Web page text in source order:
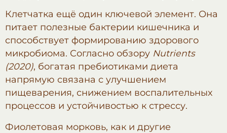
Клетчатка ещё один ключевой элемент. Она
питает полезные бактерии кишечника и
способствует формированию здорового
микробиома. Согласно обзору Nutrients
(2020), богатая пребиотиками диета
напрямую связана с улучшением
пищеварения, снижением воспалительных
процессов и устойчивостью к стрессу.
Фиолетовая морковь, как и другие